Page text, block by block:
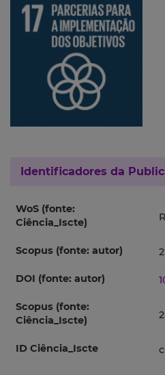
Identificadores da
WoS (fonte:
Ciência_Iscte)
Scopus (fonte: autor)
DOI (fonte: autor)
Scopus (fonte:
Ciência_Iscte)
ID Ciência_Iscte